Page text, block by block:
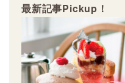
最新記事Pickup！